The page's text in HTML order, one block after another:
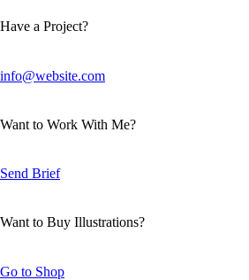
Have a Project?
info@website.com
Want to Work With Me?
Send Brief
Want to Buy Illustrations?
Go to Shop